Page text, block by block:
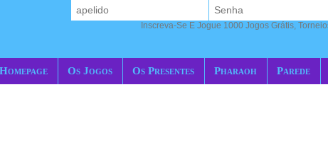
Homepage Os Jogos Os Presentes Pharaoh Parede
Inscreva-Se E Jogue 1000 Jogos Grátis,